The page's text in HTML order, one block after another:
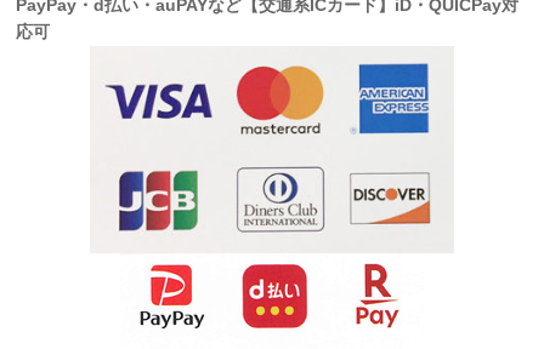
PayPay・d払い・auPAYなど【交通系ICカード】iD・QUICPay対
応可